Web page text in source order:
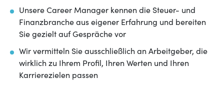
Unsere Career Manager kennen die Steuer- und
Finanzbranche aus eigener Erfahrung und bereiten
Sie gezielt auf Gespräche vor
Wir vermitteln Sie ausschließlich an Arbeitgeber, die
wirklich zu Ihrem Profil, Ihren Werten und Ihren
Karrierezielen passen